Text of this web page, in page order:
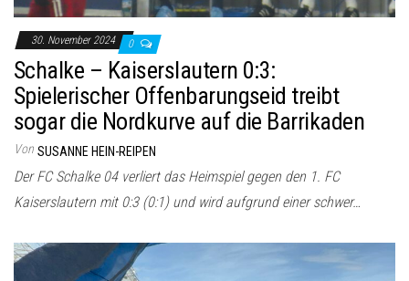
30. November 2024 0
Schalke – Kaiserslautern 0:3:
Spielerischer Offenbarungseid treibt
sogar die Nordkurve auf die Barrikaden
Von SUSANNE HEIN-REIPEN
Der FC Schalke 04 verliert das Heimspiel gegen den 1. FC
Kaiserslautern mit 0:3 (0:1) und wird aufgrund einer schwer…